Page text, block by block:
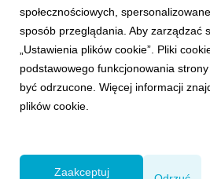
jedrzej.hugo-
+48 508 970
Powered by
społecznościowych,
sposób przeglądania. Aby zarządzać
„Ustawienia plików cookie”. Pliki
podstawowego funkcjonowania
być odrzucone. Więcej informacji
plików cookie.
Zaakceptuj